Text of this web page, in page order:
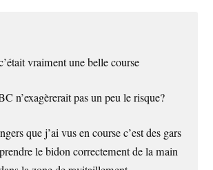
vraiment une belle course
n’exagèrerait pas un peu le risque?
que j’ai vus en course c’est des gars
le bidon correctement de la main